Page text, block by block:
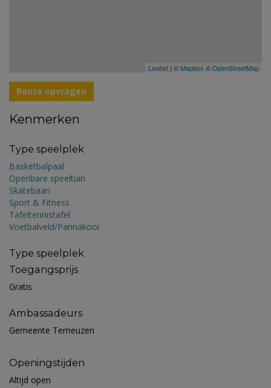
Leaflet | © Mapbox ©OpenStreetMap
Route opvragen
Kenmerken
Type speelplek
Basketbalpaal
Openbare speeltuin
Skatebaan
Sport & Fitness
Tafeltennistafel
Voetbalveld/Pannakooi
Type speelplek
Toegangsprijs
Gratis
Ambassadeurs
Gemeente Terneuzen
Openingstijden
Altijd open